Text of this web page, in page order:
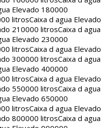
Elevado 180000
litrosCaixa d agua Elevado
210000 litrosCaixa d agua
Elevado 230000
litrosCaixa d agua Elevado
300000 litrosCaixa d agua
Elevado 400000
litrosCaixa d agua Elevado
550000 litrosCaixa d agua
Elevado 650000
litrosCaixa d agua Elevado
800000 litrosCaixa d agua